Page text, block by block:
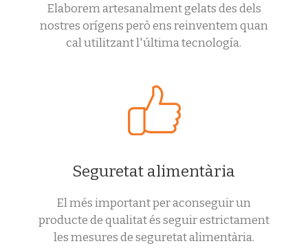
Elaborem artesanalment gelats des dels
nostres orígens però ens reinventem quan
cal utilitzant l'última tecnología.
Seguretat alimentària
El més important per aconseguir un
producte de qualitat és seguir estrictament
les mesures de seguretat alimentària.